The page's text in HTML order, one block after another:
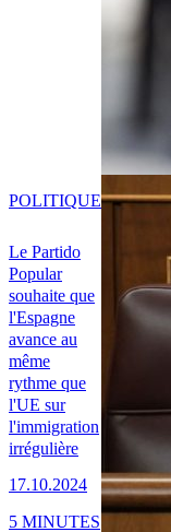
Le Partido
Popular
souhaite que
l'Espagne
avance au
même
rythme que
l'UE sur
l'immigration
irrégulière
17.10.2024
POLITIQUE
5 MINUTES